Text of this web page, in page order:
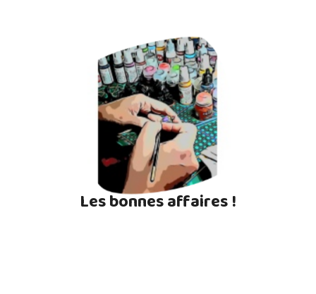
Les bonnes affaires !